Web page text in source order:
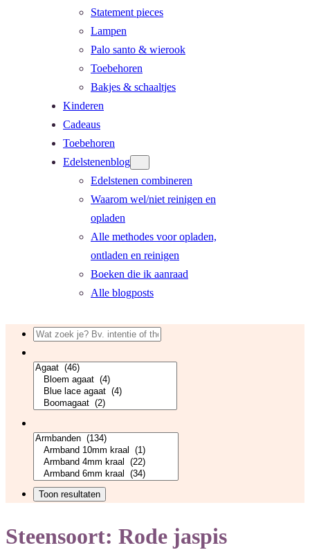
Statement pieces
Lampen
Palo santo & wierook
Toebehoren
Bakjes & schaaltjes
Kinderen
Cadeaus
Toebehoren
Edelstenenblog
Edelstenen combineren
Waarom wel/niet reinigen en
opladen
Alle methodes voor opladen,
ontladen en reinigen
Boeken die ik aanraad
Alle blogposts
Steensoort: Rode jaspis